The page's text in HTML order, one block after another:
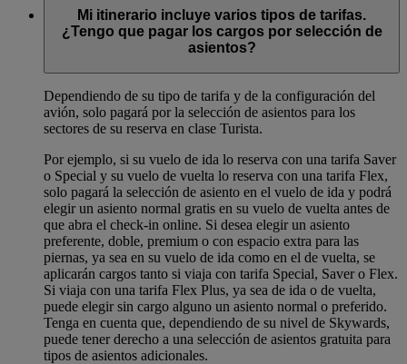
Mi itinerario incluye varios tipos de tarifas.
¿Tengo que pagar los cargos por selección de
asientos?
Dependiendo de su tipo de tarifa y de la configuración del
avión, solo pagará por la selección de asientos para los
sectores de su reserva en clase Turista.
Por ejemplo, si su vuelo de ida lo reserva con una tarifa Saver
o Special y su vuelo de vuelta lo reserva con una tarifa Flex,
solo pagará la selección de asiento en el vuelo de ida y podrá
elegir un asiento normal gratis en su vuelo de vuelta antes de
que abra el check-in online. Si desea elegir un asiento
preferente, doble, premium o con espacio extra para las
piernas, ya sea en su vuelo de ida como en el de vuelta, se
aplicarán cargos tanto si viaja con tarifa Special, Saver o Flex.
Si viaja con una tarifa Flex Plus, ya sea de ida o de vuelta,
puede elegir sin cargo alguno un asiento normal o preferido.
Tenga en cuenta que, dependiendo de su nivel de Skywards,
puede tener derecho a una selección de asientos gratuita para
tipos de asientos adicionales.